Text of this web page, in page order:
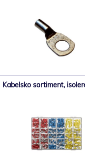
Kabelsko sortiment,